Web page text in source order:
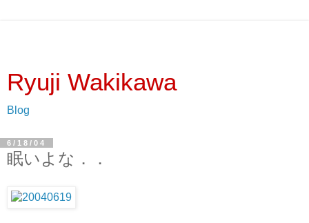
Ryuji Wakikawa
Blog
6/18/04
眠いよな．．